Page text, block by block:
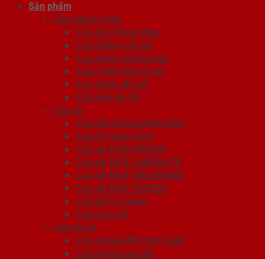
Sản phẩm
Cửa chống cháy
Cửa gỗ chống cháy
Cửa nhôm vân gỗ
Cửa thép chống cháy
Cửa Thép Hàn Quốc
Cửa thép vân gỗ
Cửa vân gỗ 5D
Cửa gỗ
Cửa gỗ công nghiệp HDF
Cửa Gỗ Hàn Quốc
Cửa gỗ HDF VENEER
Cửa gỗ MDF LAMINATE
Cửa gỗ MDF MELAMINE
Cửa gỗ MDF VENEER
Cửa gỗ tự nhiên
Cửa vòm gỗ
Cửa nhựa
Cửa nhựa ABS Hàn Quốc
Cửa nhựa cao cấp